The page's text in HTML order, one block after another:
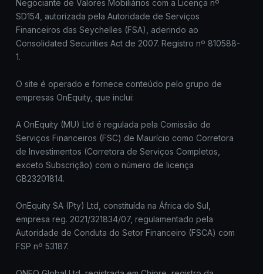
Negociante de Valores Mobiliários com a Licença nº
SD154, autorizada pela Autoridade de Serviços
Financeiros das Seychelles (FSA), aderindo ao
Consolidated Securities Act de 2007. Registro nº 810588-
1.
O site é operado e fornece conteúdo pelo grupo de
empresas OnEquity, que inclui:
A OnEquity (MU) Ltd é regulada pela Comissão de
Serviços Financeiros (FSC) de Maurício como Corretora
de Investimentos (Corretora de Serviços Completos,
exceto Subscrição) com o número de licença
GB23201814.
OnEquity SA (Pty) Ltd, constituída na África do Sul,
empresa reg. 2021/321834/07, regulamentado pela
Autoridade de Conduta do Setor Financeiro (FSCA) com
FSP nº 53187.